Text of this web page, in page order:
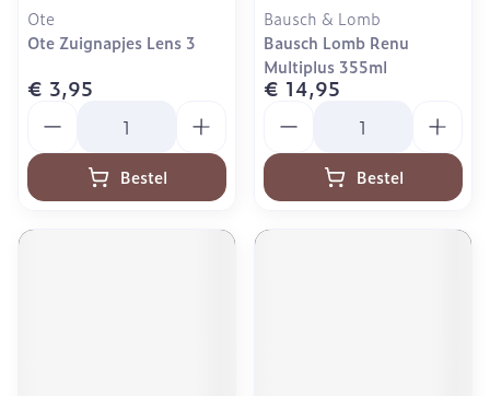
Ote
Ote Zuignapjes Lens 3
€ 3,95
Bestel
Bausch & Lomb
Bausch Lomb Renu
Multiplus 355ml
€ 14,95
Bestel